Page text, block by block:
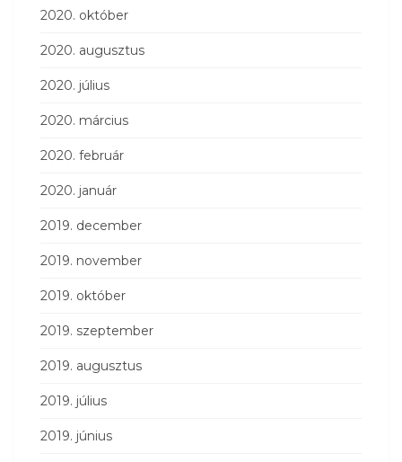
2020. október
2020. augusztus
2020. július
2020. március
2020. február
2020. január
2019. december
2019. november
2019. október
2019. szeptember
2019. augusztus
2019. július
2019. június